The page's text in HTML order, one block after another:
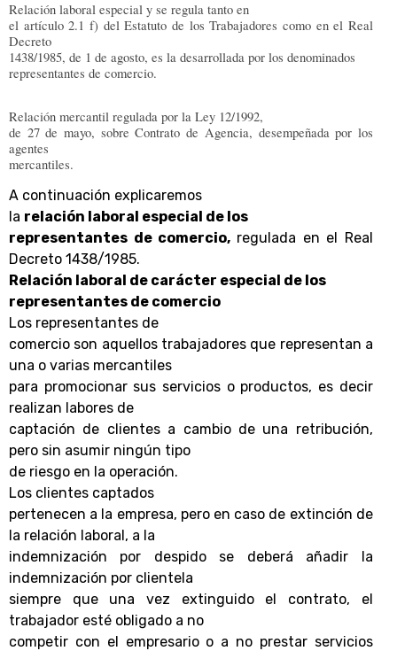
Relación laboral especial y se regula tanto en
el artículo 2.1 f) del Estatuto de los Trabajadores como en el Real
Decreto
1438/1985, de 1 de agosto, es la desarrollada por los denominados
representantes de comercio.
Relación mercantil regulada por la Ley 12/1992,
de 27 de mayo, sobre Contrato de Agencia, desempeñada por los
agentes
mercantiles.
A continuación explicaremos
la relación laboral especial de los
representantes de comercio, regulada en el Real
Decreto 1438/1985.
Relación laboral de carácter especial de los
representantes de comercio
Los representantes de
comercio son aquellos trabajadores que representan a
una o varias mercantiles
para promocionar sus servicios o productos, es decir
realizan labores de
captación de clientes a cambio de una retribución,
pero sin asumir ningún tipo
de riesgo en la operación.
Los clientes captados
pertenecen a la empresa, pero en caso de extinción de
la relación laboral, a la
indemnización por despido se deberá añadir la
indemnización por clientela
siempre que una vez extinguido el contrato, el
trabajador esté obligado a no
competir con el empresario o a no prestar servicios